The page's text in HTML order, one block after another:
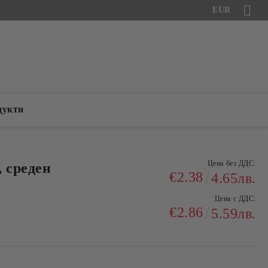
EUR
Цена без ДДС:
€2.38 4.65лв.
Цена с ДДС:
€2.86 5.59лв.